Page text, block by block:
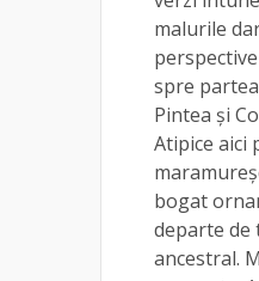
malurile
spre
Pintea și
Atipice aici
bogat
departe
ancestral.